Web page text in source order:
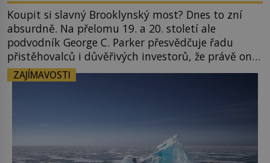
Koupit si slavný Brooklynský most? Dnes to zní
absurdně. Na přelomu 19. a 20. století ale
podvodník George C. Parker přesvědčuje řadu
přistěhovalců i důvěřivých investorů, že právě on
je jeho právoplatným vlastníkem. A není to jediná
památka, kterou dokáže „prodat“. Jeho
ZAJÍMAVOSTI